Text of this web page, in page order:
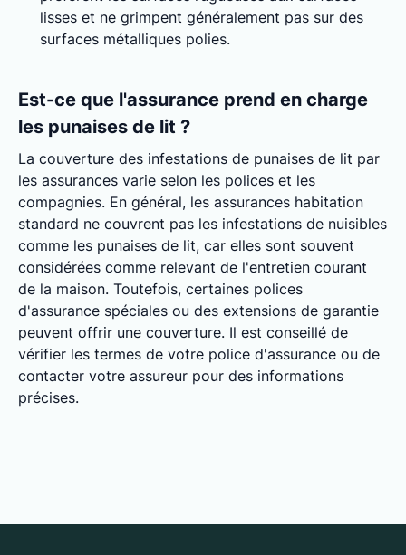
lisses et ne grimpent généralement pas sur des
surfaces métalliques polies.
Est-ce que l'assurance prend en charge
les punaises de lit ?
La couverture des infestations de punaises de lit par
les assurances varie selon les polices et les
compagnies. En général, les assurances habitation
standard ne couvrent pas les infestations de nuisibles
comme les punaises de lit, car elles sont souvent
considérées comme relevant de l'entretien courant
de la maison. Toutefois, certaines polices
d'assurance spéciales ou des extensions de garantie
peuvent offrir une couverture. Il est conseillé de
vérifier les termes de votre police d'assurance ou de
contacter votre assureur pour des informations
précises.